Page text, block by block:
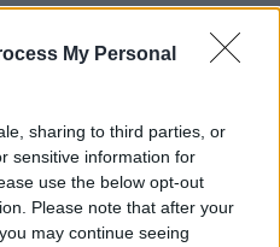
My Personal
sharing to third parties, or
sensitive information for
use the below opt-out
Please note that after your
may continue seeing
Levente" cimkével ellátva.
A DREISZKER-
A MUROS BAU